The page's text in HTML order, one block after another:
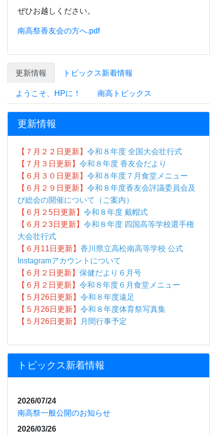
【７月２２日更新】令和８年度 全国大会壮行式
【６月３０日更新】令和８年度７月食堂メニュー
【６月２９日更新】
令和８年度香友会評議委員会及
び総会の開催について（ご案内）
【６月２5
日更新】
令和８年度 戴帽式
【６月２3日更新】令和８年度 四国高等学校選手権
【６月11日更新】
【６月２日更新】保健だより６月号
【６月２日更新】 令和８年度６月食堂メニュー
【５月26日更新】令和８年度遠足
【５月26日更新】令和８年度体育祭写真集
【５月26日更新】月間行事予定
トピックス新着情報
2026/07/24
南高祭一般公開のお知らせ
2026/03/26
高松港現場見学会を実施しました
2026/01/27
『元気いきいきサロン』in大野コミュニティセンタ
2026/01/27
ぷちっとチャレンジ